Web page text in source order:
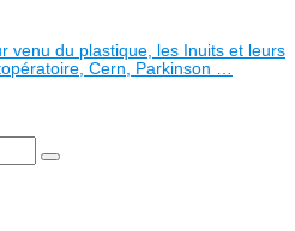
venu du plastique, les Inuits et leurs
Cern, Parkinson …